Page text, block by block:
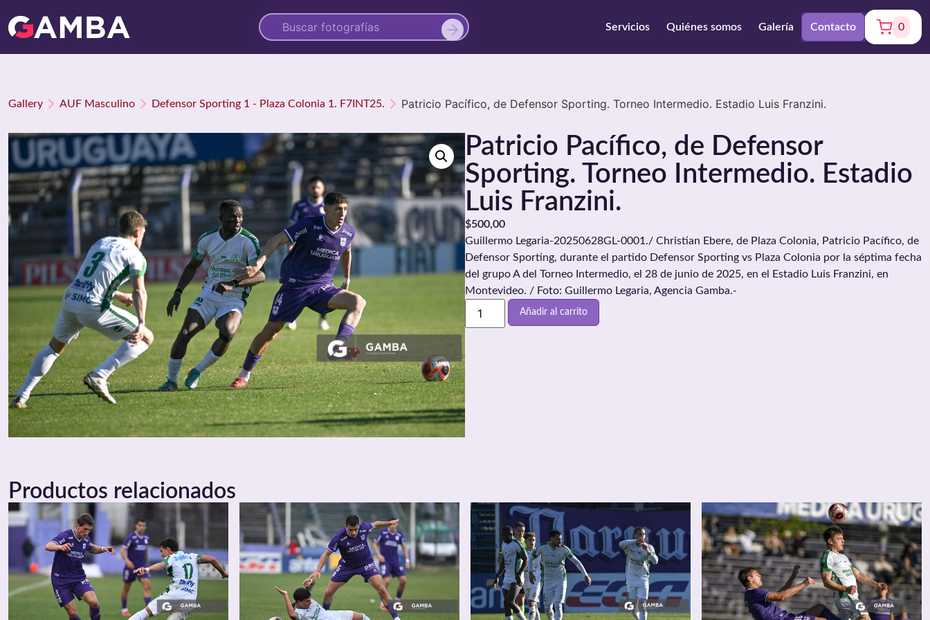
Servicios Quiénes somos Galería Contacto 0
Gallery AUF Masculino Defensor Sporting 1 - Plaza Colonia 1. F7INT25. Patricio Pacífico, de Defensor Sporting. Torneo Intermedio. Estadio Luis Franzini.
Patricio Pacífico, de Defensor
Sporting. Torneo Intermedio. Estadio
Luis Franzini.
$500,00
Guillermo Legaria-20250628GL-0001./ Christian Ebere, de Plaza Colonia, Patricio Pacífico, de
Defensor Sporting, durante el partido Defensor Sporting vs Plaza Colonia por la séptima fecha
del grupo A del Torneo Intermedio, el 28 de junio de 2025, en el Estadio Luis Franzini, en
Montevideo. / Foto: Guillermo Legaria, Agencia Gamba.-
Añadir al carrito
Productos relacionados